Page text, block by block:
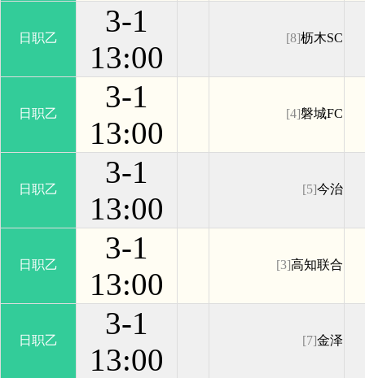
日职乙
3-1
13:00
[8]枥木SC
日职乙
3-1
13:00
[4]磐城FC
日职乙
3-1
13:00
[5]今治
日职乙
3-1
13:00
[3]高知联合
日职乙
3-1
13:00
[7]金泽